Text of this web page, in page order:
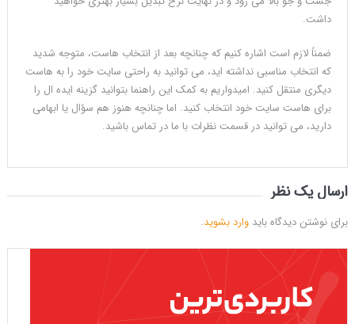
داشت.
ضمناً لازم است اشاره کنیم که چنانچه بعد از انتخاب هاست، متوجه شدید
که انتخاب مناسبی نداشته اید، می توانید به راحتی سایت خود را به هاست
دیگری منتقل کنید. امیدواریم به کمک این راهنما بتوانید گزینه ایده ال را
برای هاست سایت خود انتخاب کنید. اما چنانچه هنوز هم سؤال یا ابهامی
دارید، می توانید در قسمت نظرات با ما در تماس باشید.
ارسال یک نظر
برای نوشتن دیدگاه باید وارد بشوید.